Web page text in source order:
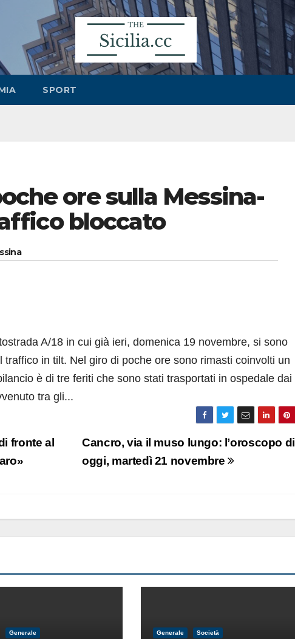
SPORT
ore sulla Messina-
bloccato
A/18 in cui già ieri, domenica 19 novembre, si sono
in tilt. Nel giro di poche ore sono rimasti coinvolti un
è di tre feriti che sono stati trasportati in ospedale dai
tra gli...
Cancro, via il muso lungo: l’oroscopo di
oggi, martedì 21 novembre
fronte al
Generale Generale Società